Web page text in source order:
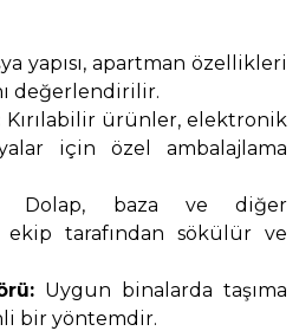
yapısı, apartman özellikleri
değerlendirilir.
Kırılabilir ürünler, elektronik
için özel ambalajlama
Dolap, baza ve diğer
tarafından sökülür ve
Uygun binalarda taşıma
bir yöntemdir.